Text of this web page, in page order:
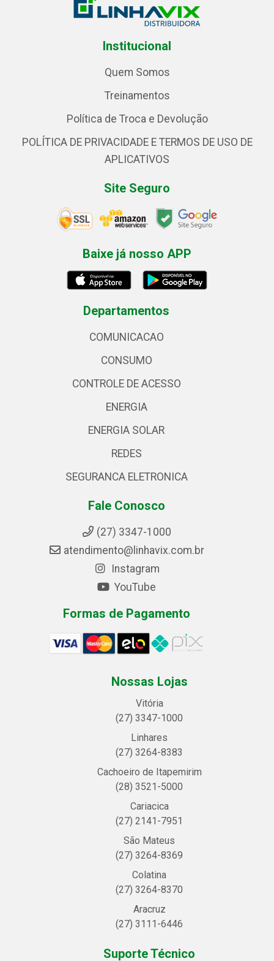
Institucional
Quem Somos
Treinamentos
Política de Troca e Devolução
POLÍTICA DE PRIVACIDADE E TERMOS DE USO DE
APLICATIVOS
Site Seguro
Baixe já nosso APP
Departamentos
COMUNICACAO
CONSUMO
CONTROLE DE ACESSO
ENERGIA
ENERGIA SOLAR
REDES
SEGURANCA ELETRONICA
Fale Conosco
(27) 3347-1000
atendimento@linhavix.com.br
Instagram
YouTube
Formas de Pagamento
Nossas Lojas
Vitória
(27) 3347-1000
Linhares
(27) 3264-8383
Cachoeiro de Itapemirim
(28) 3521-5000
Cariacica
(27) 2141-7951
São Mateus
(27) 3264-8369
Colatina
(27) 3264-8370
Aracruz
(27) 3111-6446
Suporte Técnico